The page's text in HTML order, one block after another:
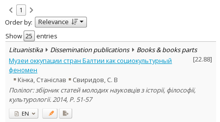
Refine
Dissemination publications
Document Type:
Books & books parts
Subject area
History
Text language
Country of publication
Historical periods
Lithuanian place names
Subject
1
Order by:
Relevance
Show
entries
Lituanistika
Dissemination publications
Books & books parts
[22.88]
Музеи оккупации стран Балтии как социокультурный
феномен
Кінка, Станіслав
Свиридов, С. В
Полілог: збірник статей молодих науковців з історії, філософії,
культурології. 2014, P. 51-57
EN